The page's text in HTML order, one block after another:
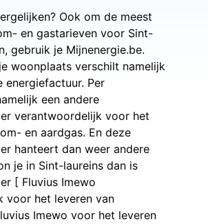
Ook om de meest
en gastarieven voor Sint-
gebruik je Mijnenergie.be.
woonplaats verschilt namelijk
energiefactuur. Per
een andere
verantwoordelijk voor het
en aardgas. En deze
hanteert dan weer andere
je in Sint-laureins dan is
[ Fluvius Imewo
voor het leveren van
Imewo voor het leveren